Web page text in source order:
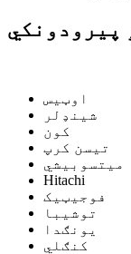
پیرودونکي
اوټیس
شینډلر
کون
تیسن کرپ
میتسوبیشي
Hitachi
فوجیټیک
توشیبا
یونګدا
کنګلي